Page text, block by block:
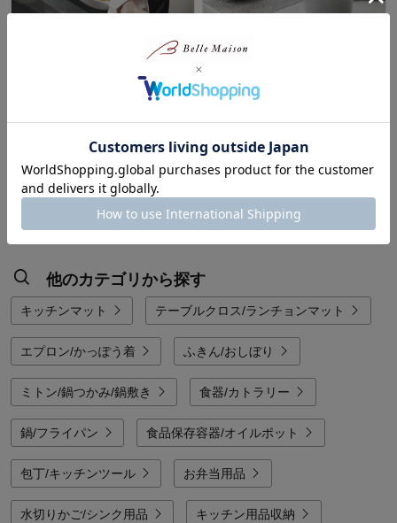
(2)
タワー/tower
1
他のカテゴリから探す
キッチンマット テーブルクロス/ランチョンマット
エプロン/かっぽう着 ふきん/おしぼり
ミトン/鍋つかみ/鍋敷き 食器/カトラリー
鍋/フライパン 食品保存容器/オイルポット
包丁/キッチンツール お弁当用品
水切りかご/シンク用品 キッチン用品収納